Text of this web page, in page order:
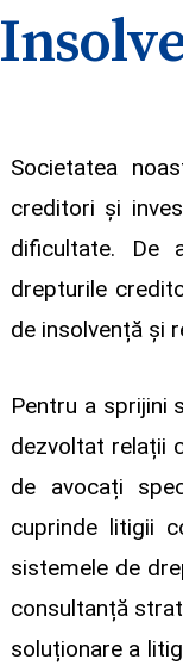
Societatea
creditori și
dificultate. De
drepturile
de insolvență și
Pentru a sprijini
dezvoltat relații
de avocați
cuprinde litigii
sistemele de
consultanță
soluționare a